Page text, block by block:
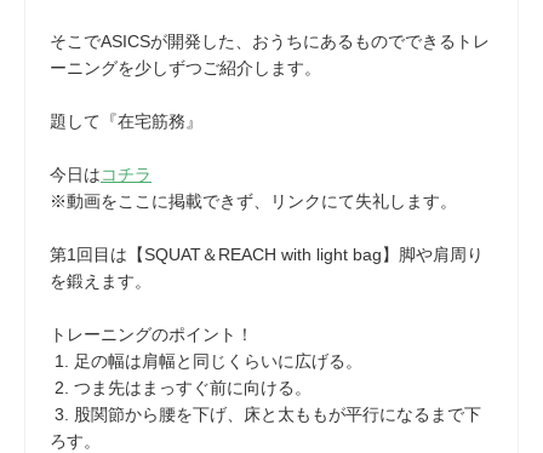
そこでASICSが開発した、おうちにあるものでできるトレ
ーニングを少しずつご紹介します。
題して『在宅筋務』
今日はコチラ
※動画をここに掲載できず、リンクにて失礼します。
第1回目は【SQUAT＆REACH with light bag】脚や肩周り
を鍛えます。
トレーニングのポイント！
1. 足の幅は肩幅と同じくらいに広げる。
2. つま先はまっすぐ前に向ける。
3. 股関節から腰を下げ、床と太ももが平行になるまで下
ろす。